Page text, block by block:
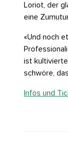
Loriot, der
eine
«Und noch
ist
schwöre,
Infos und